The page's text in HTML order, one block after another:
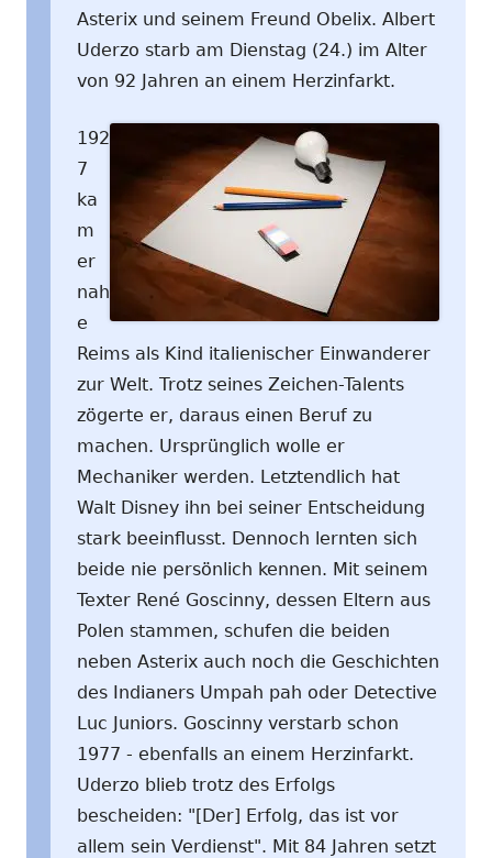
Asterix und seinem Freund Obelix. Albert
Uderzo starb am Dienstag (24.) im Alter
von 92 Jahren an einem Herzinfarkt.
192
7
ka
m
er
nah
e
Reims als Kind italienischer Einwanderer
zur Welt. Trotz seines Zeichen-Talents
zögerte er, daraus einen Beruf zu
machen. Ursprünglich wolle er
Mechaniker werden. Letztendlich hat
Walt Disney ihn bei seiner Entscheidung
stark beeinflusst. Dennoch lernten sich
beide nie persönlich kennen. Mit seinem
Texter René Goscinny, dessen Eltern aus
Polen stammen, schufen die beiden
neben Asterix auch noch die Geschichten
des Indianers Umpah pah oder Detective
Luc Juniors. Goscinny verstarb schon
1977 - ebenfalls an einem Herzinfarkt.
Uderzo blieb trotz des Erfolgs
bescheiden: "[Der] Erfolg, das ist vor
allem sein Verdienst". Mit 84 Jahren setzt